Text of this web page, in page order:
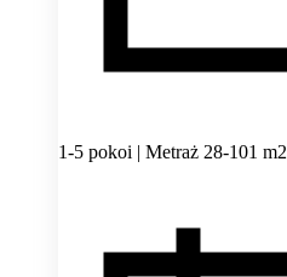
1-5 pokoi | Metraż 28-101 m2